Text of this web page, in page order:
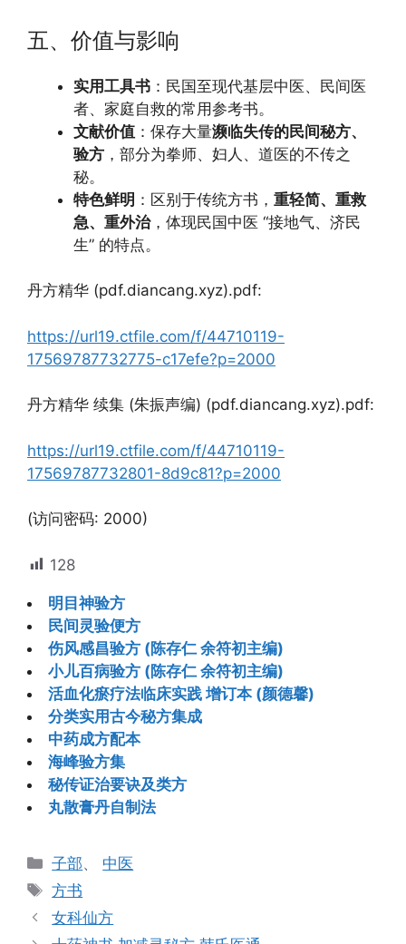
五、价值与影响
实用工具书 ：民国至现代基层中医、民间医
者、家庭自救的常用参考书。
文献价值 ：保存大量濒临失传的民间秘方、
验方 ，部分为拳师、妇人、道医的不传之
秘。
特色鲜明 ：区别于传统方书， 重轻简、重救
急、重外治，体现民国中医 “接地气、济民
生” 的特点。
丹方精华 (pdf.diancang.xyz).pdf:
https://url19.ctfile.com/f/44710119-
17569787732775-c17efe?p=2000
丹方精华 续集 (朱振声编) (pdf.diancang.xyz).pdf:
https://url19.ctfile.com/f/44710119-
17569787732801-8d9c81?p=2000
(访问密码: 2000)
128
明目神验方
民间灵验便方
伤风感昌验方 (陈存仁 余符初主编)
小儿百病验方 (陈存仁 余符初主编)
活血化瘀疗法临床实践 增订本 (颜德馨)
分类实用古今秘方集成
中药成方配本
海峰验方集
秘传证治要诀及类方
丸散膏丹自制法
分
类
子部、 中医
标
签
方书
女科仙方